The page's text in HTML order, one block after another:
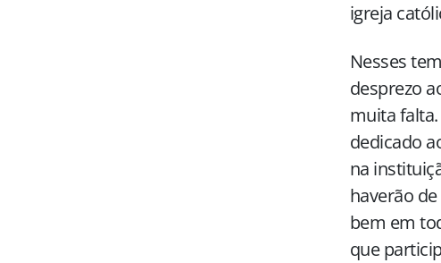
igreja
Nesses
desprezo
muita
dedicado
na
haverão
bem em
que